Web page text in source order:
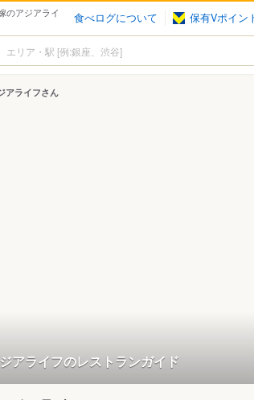
のアジアライ
食べログについて 保有Vポイン
アライフさん
アライフのレストランガイド